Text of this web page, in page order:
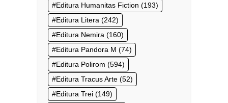
Editura Humanitas Fiction (193)
Editura Litera (242)
Editura Nemira (160)
Editura Pandora M (74)
Editura Polirom (594)
Editura Tracus Arte (52)
Editura Trei (149)